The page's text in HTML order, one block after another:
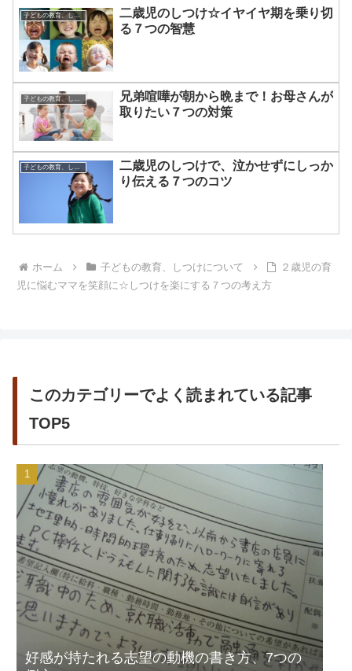
子どもの教育、しつけについて
二歳児のしつけ☆イヤイヤ期を乗り切
る７つの智慧
兄弟喧嘩が朝から晩まで！お母さんが
取りたい７つの対策
子どもの教育、しつけについて
二歳児のしつけで、泣かせずにしっか
り伝える７つのコツ
ホーム 子どもの教育、しつけについて
２歳児の育
児に悩むママを笑顔に☆しつけを楽にする７つの考え方
このカテゴリーでよく読まれている記事
TOP5
好感が持たれる志望の動機の書き方、7つの